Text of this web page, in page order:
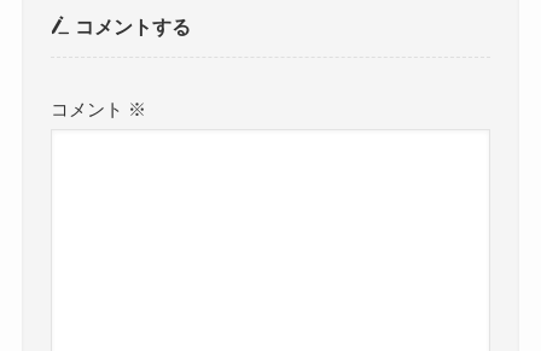
コメントする
コメント ※